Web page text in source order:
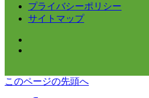
プライバシーポリシー
サイトマップ
このページの先頭へ